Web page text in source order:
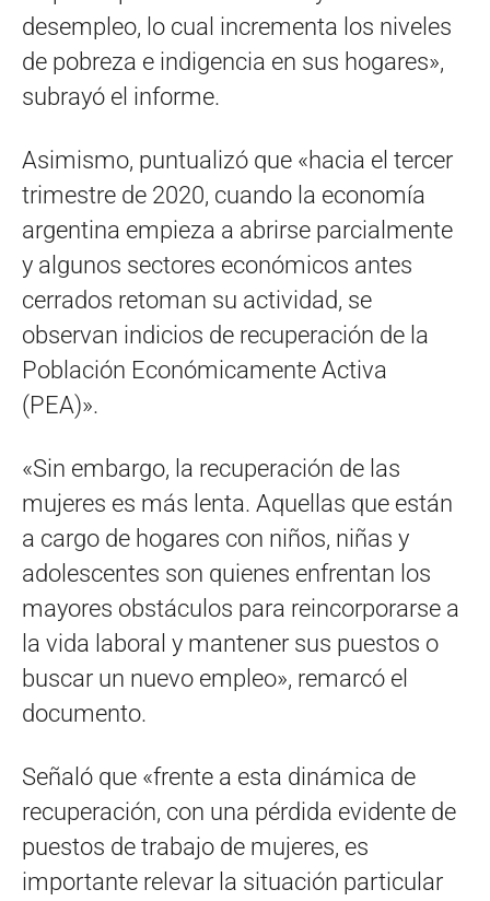
desempleo, lo cual incrementa los niveles
de pobreza e indigencia en sus hogares»,
subrayó el informe.
Asimismo, puntualizó que «hacia el tercer
trimestre de 2020, cuando la economía
argentina empieza a abrirse parcialmente
y algunos sectores económicos antes
cerrados retoman su actividad, se
observan indicios de recuperación de la
Población Económicamente Activa
(PEA)».
«Sin embargo, la recuperación de las
mujeres es más lenta. Aquellas que están
a cargo de hogares con niños, niñas y
adolescentes son quienes enfrentan los
mayores obstáculos para reincorporarse a
la vida laboral y mantener sus puestos o
buscar un nuevo empleo», remarcó el
documento.
Señaló que «frente a esta dinámica de
recuperación, con una pérdida evidente de
puestos de trabajo de mujeres, es
importante relevar la situación particular